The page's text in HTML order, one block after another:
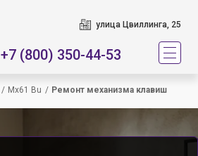
улица Цвиллинга, 25
+7 (800) 350-44-53
/ Mx61 Bu / Ремонт механизма клавиш